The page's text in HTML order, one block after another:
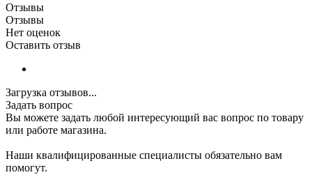
Отзывы
Отзывы
Нет оценок
Оставить отзыв
Загрузка отзывов...
Задать вопрос
Вы можете задать любой интересующий вас вопрос по товару
или работе магазина.
Наши квалифицированные специалисты обязательно вам
помогут.